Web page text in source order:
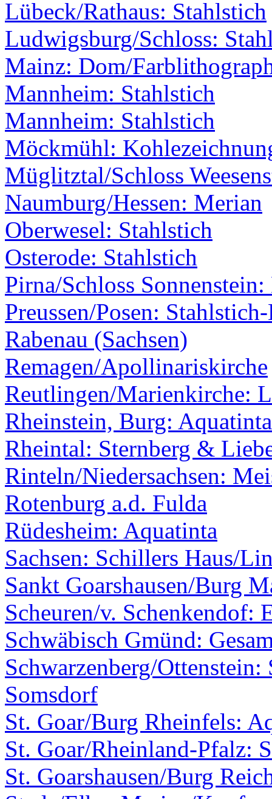
Lübeck/Rathaus: Stahlstich
Ludwigsburg/Schloss:
Mainz: Dom/
Mannheim: Stahlstich
Mannheim: Stahlstich
Möckmühl:
Müglitztal/Schloss
Naumburg/Hessen: Merian
Oberwesel: Stahlstich
Osterode: Stahlstich
Pirna/Schloss
Preussen/Posen:
Rabenau (Sachsen)
Remagen/Apollinariskirche
Reutlingen/Marienkirche:
Rheinstein, Burg: Aquatinta
Rheintal: Sternberg &
Rinteln/Niedersachsen:
Rotenburg a.d. Fulda
Rüdesheim: Aquatinta
Sachsen: Schillers Haus/
Sankt Goarshausen/Burg
Scheuren/v. Schenkendof:
Schwäbisch Gmünd:
Schwarzenberg/Ottenstein:
Somsdorf
St. Goar/Burg Rheinfels:
St. Goar/Rheinland-Pfalz:
St. Goarshausen/Burg